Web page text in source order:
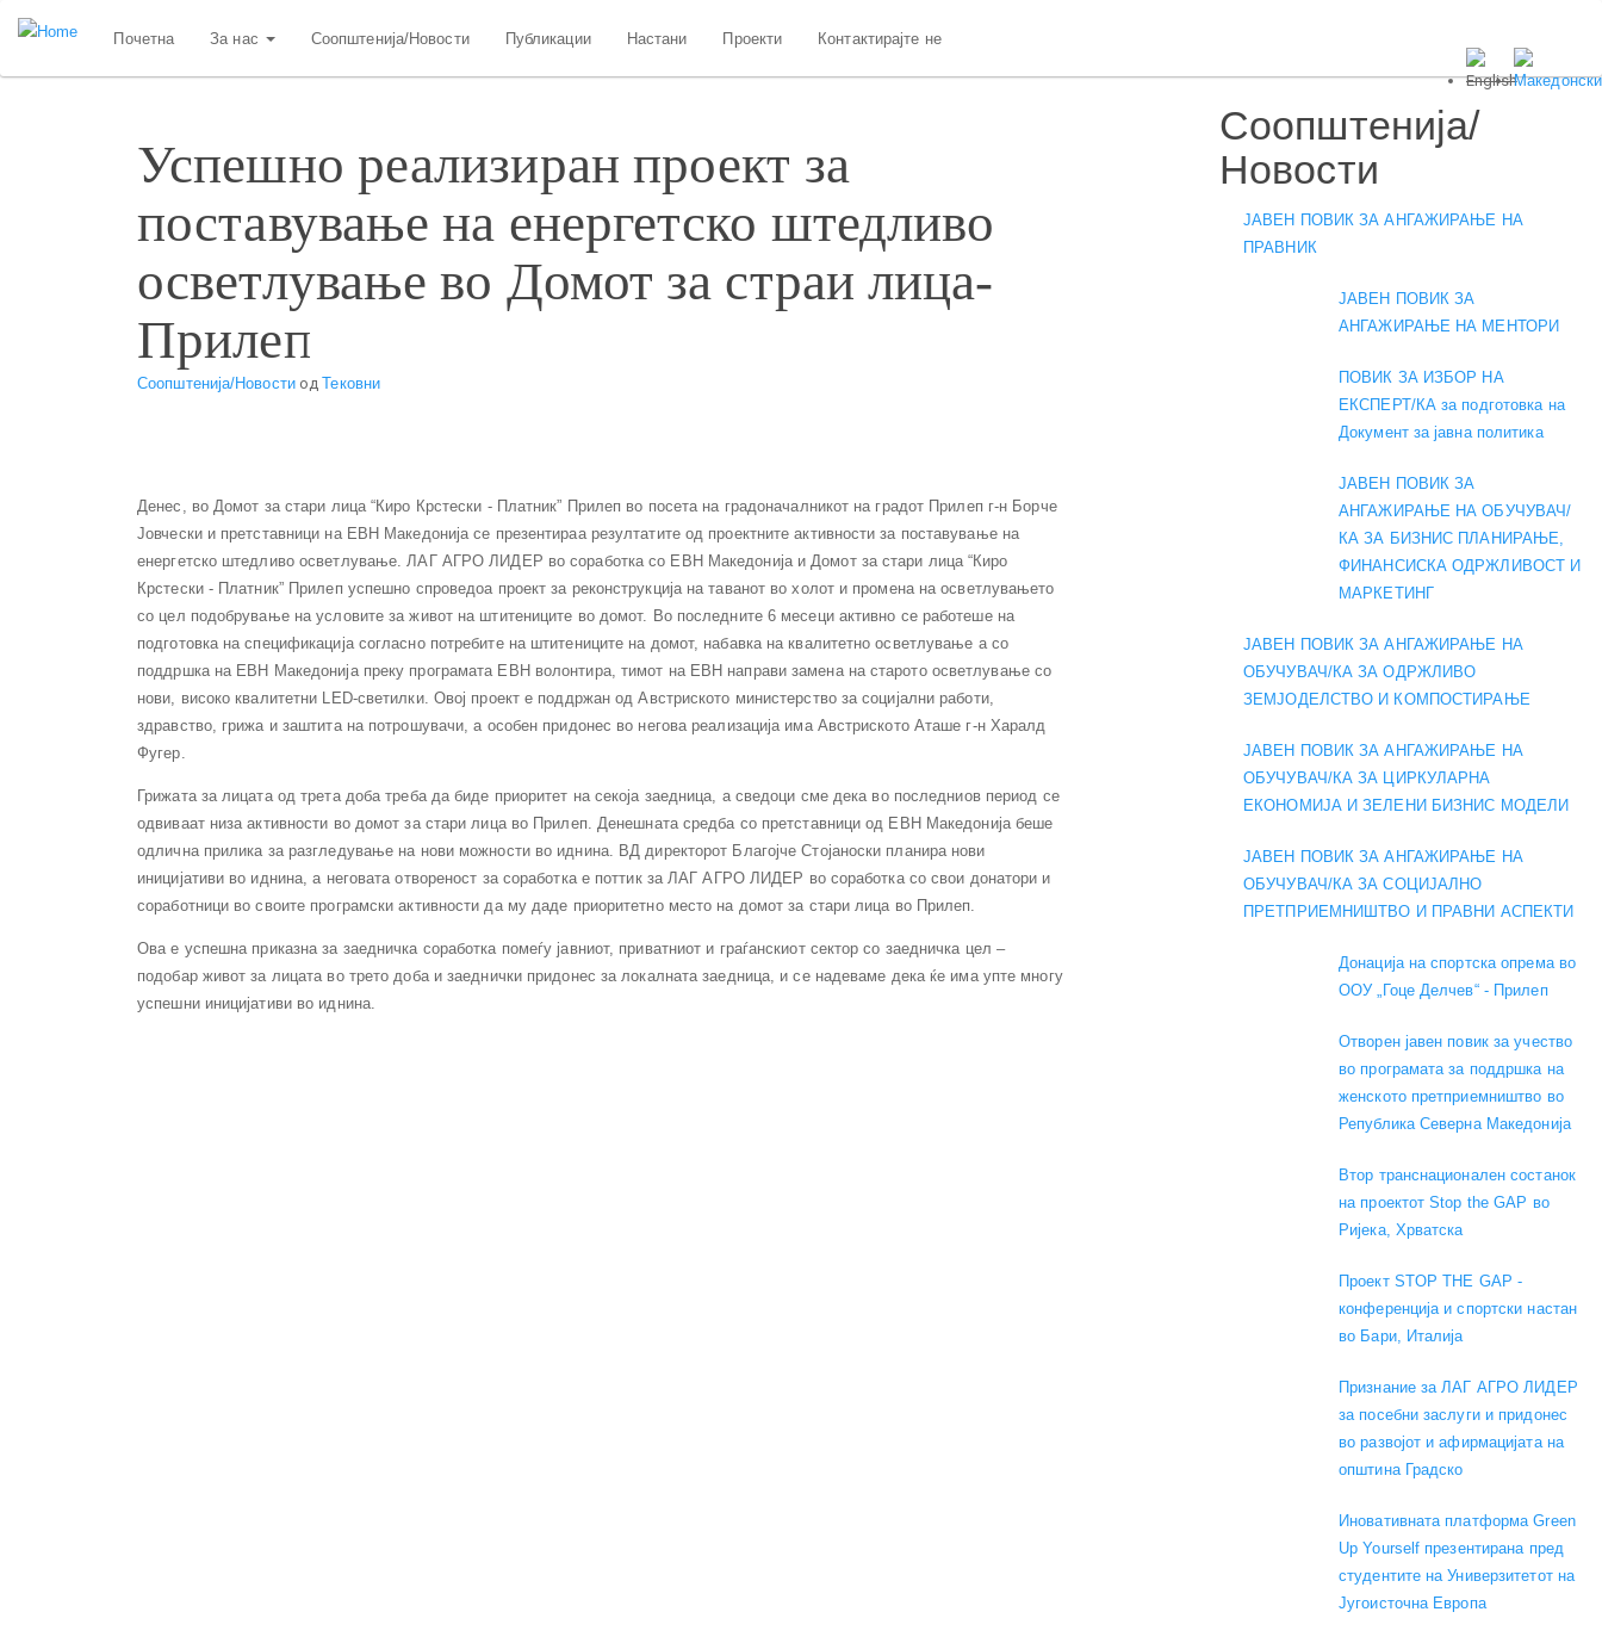
Skip
Почетна За нас Соопштенија/Новости Публикации Настани Проекти Контактирајте не
Успешно реализиран проект за
поставување на енергетско штедливо
осветлување во Домот за страи лица-
Прилеп
Соопштенија/НовостиодТековни
Денес, во Домот за стари лица “Киро Крстески - Платник” Прилеп во посета на градоначалникот на градот Прилеп г-н Борче
Јовчески и претставници на ЕВН Македонија се презентираа резултатите од проектните активности за поставување на
енергетско штедливо осветлување. ЛАГ АГРО ЛИДЕР во соработка со ЕВН Македонија и Домот за стари лица “Киро
Крстески - Платник” Прилеп успешно спроведоа проект за реконструкција на таванот во холот и промена на осветлувањето
со цел подобрување на условите за живот на штитениците во домот. Во последните 6 месеци активно се работеше на
подготовка на спецификација согласно потребите на штитениците на домот, набавка на квалитетно осветлување а со
поддршка на ЕВН Македонија преку програмата ЕВН волонтира, тимот на ЕВН направи замена на старото осветлување со
нови, високо квалитетни LED-светилки. Овој проект е поддржан од Австриското министерство за социјални работи,
здравство, грижа и заштита на потрошувачи, а особен придонес во негова реализација има Австриското Аташе г-н Харалд
Фугер.
Грижата за лицата од трета доба треба да биде приоритет на секоја заедница, а сведоци сме дека во последниов период се
одвиваат низа активности во домот за стари лица во Прилеп. Денешната средба со претставници од ЕВН Македонија беше
одлична прилика за разгледување на нови можности во иднина. ВД директорот Благојче Стојаноски планира нови
иницијативи во иднина, а неговата отвореност за соработка е поттик за ЛАГ АГРО ЛИДЕР во соработка со свои донатори и
соработници во своите програмски активности да му даде приоритетно место на домот за стари лица во Прилеп.
Ова е успешна приказна за заедничка соработка помеѓу јавниот, приватниот и граѓанскиот сектор со заедничка цел –
подобар живот за лицата во трето доба и заеднички придонес за локалната заедница, и се надеваме дека ќе има упте многу
успешни иницијативи во иднина.
Соопштенија/
Новости
ЈАВЕН ПОВИК ЗА АНГАЖИРАЊЕ НА
ПРАВНИК
ЈАВЕН ПОВИК ЗА
АНГАЖИРАЊЕ НА МЕНТОРИ
ПОВИК ЗА ИЗБОР НА
ЕКСПЕРТ/КА за подготовка на
Документ за јавна политика
ЈАВЕН ПОВИК ЗА
АНГАЖИРАЊЕ НА ОБУЧУВАЧ/
КА ЗА БИЗНИС ПЛАНИРАЊЕ,
ФИНАНСИСКА ОДРЖЛИВОСТ И
МАРКЕТИНГ
ЈАВЕН ПОВИК ЗА АНГАЖИРАЊЕ НА
ОБУЧУВАЧ/КА ЗА ОДРЖЛИВО
ЗЕМЈОДЕЛСТВО И КОМПОСТИРАЊЕ
ЈАВЕН ПОВИК ЗА АНГАЖИРАЊЕ НА
ОБУЧУВАЧ/КА ЗА ЦИРКУЛАРНА
ЕКОНОМИЈА И ЗЕЛЕНИ БИЗНИС МОДЕЛИ
ЈАВЕН ПОВИК ЗА АНГАЖИРАЊЕ НА
ОБУЧУВАЧ/КА ЗА СОЦИЈАЛНО
ПРЕТПРИЕМНИШТВО И ПРАВНИ АСПЕКТИ
Донација на спортска опрема во
ООУ „Гоце Делчев“ - Прилеп
Отворен јавен повик за учество
во програмата за поддршка на
женското претприемништво во
Република Северна Македонија
Втор транснационален состанок
на проектот Stop the GAP во
Ријека, Хрватска
Проект STOP THE GAP -
конференција и спортски настан
во Бари, Италија
Признание за ЛАГ АГРО ЛИДЕР
за посебни заслуги и придонес
во развојот и афирмацијата на
општина Градско
Иновативната платформа Green
Up Yourself презентирана пред
студентите на Универзитетот на
Југоисточна Европа